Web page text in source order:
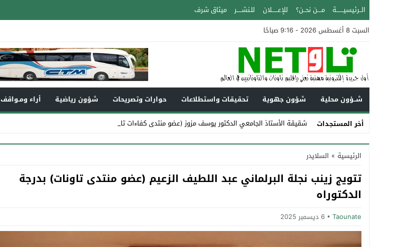
الــرئيسيـــــــة مــــن نحــن؟ للإعــــــلان للـنشـــــر ميثاق شرف
السبت 8 أغسطس 2026 - 9:16 صباحًا
شــؤون محلية شؤون جهوية تحقيقات واستطلاعات حوارات وتصريحات شؤون رياضية أراء ومـواقف
أخر المستجدات
شقيقة الأستاذ الجامعي الدكتور يوسف مزوز (عضو منتدى كفاءات تاونات) في ذمة الله
Stop
Previous
Next
الرئيسية » السلايدر
تتويج زينب نجلة البرلماني عبد اللطيف الزعيم (عضو منتدى تاونات) بدرجة
الدكتوراه
Taounate 6 ديسمبر 2025